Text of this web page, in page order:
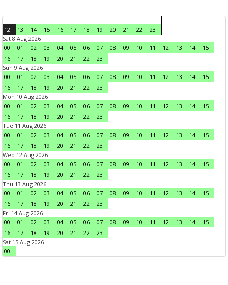
12 13 14 15 16 17 18 19 20 21 22
23
Sat 8 Aug 2026
00
01 02 03 04 05 06 07 08 09 10 11 12 13 14
15
16
17 18 19 20 21 22
23
Sun 9 Aug 2026
00
01 02 03 04 05 06 07 08 09 10 11 12 13 14
15
16
17 18 19 20 21 22
23
Mon 10 Aug 2026
00
01 02 03 04 05 06 07 08 09 10 11 12 13 14
15
16
17 18 19 20 21 22
23
Tue 11 Aug 2026
00
01 02 03 04 05 06 07 08 09 10 11 12 13 14
15
16
17 18 19 20 21 22
23
Wed 12 Aug 2026
00
01 02 03 04 05 06 07 08 09 10 11 12 13 14
15
16
17 18 19 20 21 22
23
Thu 13 Aug 2026
00
01 02 03 04 05 06 07 08 09 10 11 12 13 14
15
16
17 18 19 20 21 22
23
Fri 14 Aug 2026
00
01 02 03 04 05 06 07 08 09 10 11 12 13 14
15
16
17 18 19 20 21 22
23
Sat 15 Aug 2026
00